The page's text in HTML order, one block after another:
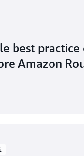
best practice
Amazon